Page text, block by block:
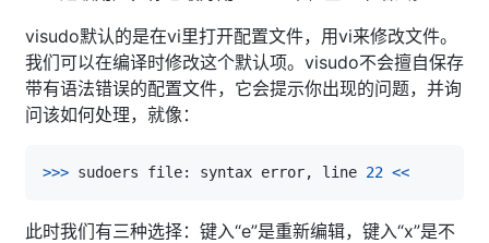
visudo默认的是在vi里打开配置文件，用vi来修改文件。
我们可以在编译时修改这个默认项。visudo不会擅自保存
带有语法错误的配置文件，它会提示你出现的问题，并询
问该如何处理，就像：
>>> sudoers file: syntax error, line 22 <<
此时我们有三种选择：键入“e”是重新编辑，键入“x”是不